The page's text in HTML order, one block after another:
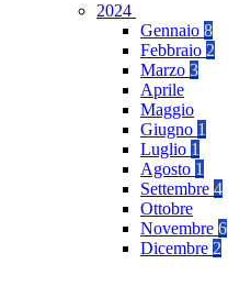
2024
Gennaio 8
Febbraio 2
Marzo 3
Aprile
Maggio
Giugno 1
Luglio 1
Agosto 1
Settembre 4
Ottobre
Novembre 6
Dicembre 2